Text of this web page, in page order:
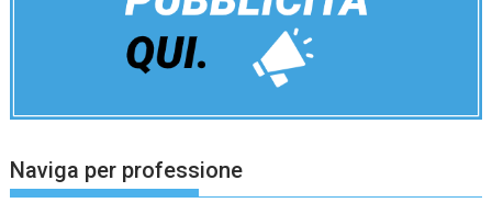
Naviga per professione